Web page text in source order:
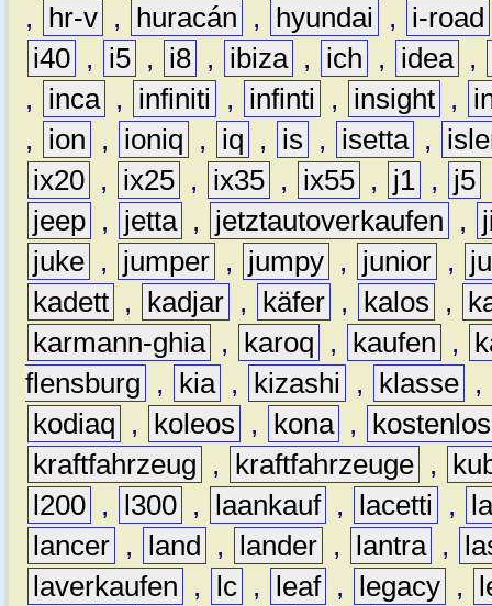
,
hr-v , huracán , hyundai ,
i-road
i40 , i5 , i8 , ibiza , ich , idea ,
,
inca , infiniti , infinti , insight ,
,
ion , ioniq , iq , is , isetta ,
ix20 , ix25 , ix35 , ix55 , j1 , j5
jeep , jetta , jetztautoverkaufen ,
juke , jumper , jumpy , junior ,
kadett , kadjar , käfer , kalos ,
karmann-ghia , karoq , kaufen ,
flensburg
, kia , kizashi , klasse ,
kodiaq
, koleos , kona ,
kostenlos
kraftfahrzeug
, kraftfahrzeuge ,
l200 , l300 , laankauf , lacetti ,
lancer , land , lander , lantra ,
laverkaufen
, lc , leaf , legacy ,